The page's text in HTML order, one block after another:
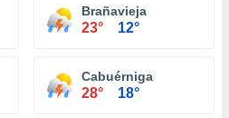
Brañavieja
23° 12°
Cabuérniga
28° 18°